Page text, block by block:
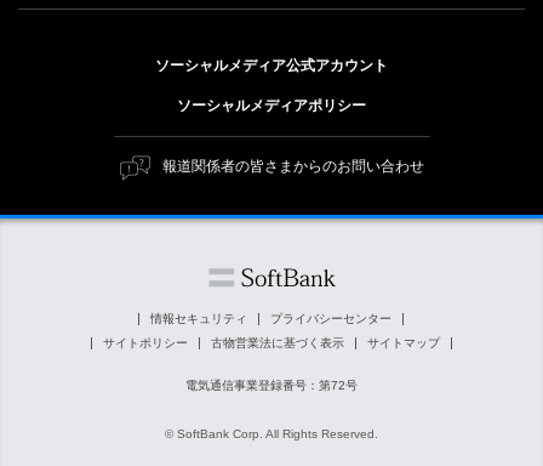
個人投資家の皆さまへ
株式と社債について
トップメッセージ
ESG方針・体制
マテリアリティ（重要課題）
ESGの主な取り組み
外部評価・イニシアチブ
障がい者採用
ソフトバンク クルー採用
ソーシャルメディア公式アカウント
ソーシャルメディアポリシー
報道関係者の皆さまからのお問い合わせ
情報セキュリティ
プライバシーセンター
サイトポリシー
古物営業法に基づく表示 サイトマップ
電気通信事業登録番号：第72号
© SoftBank Corp. All Rights Reserved.